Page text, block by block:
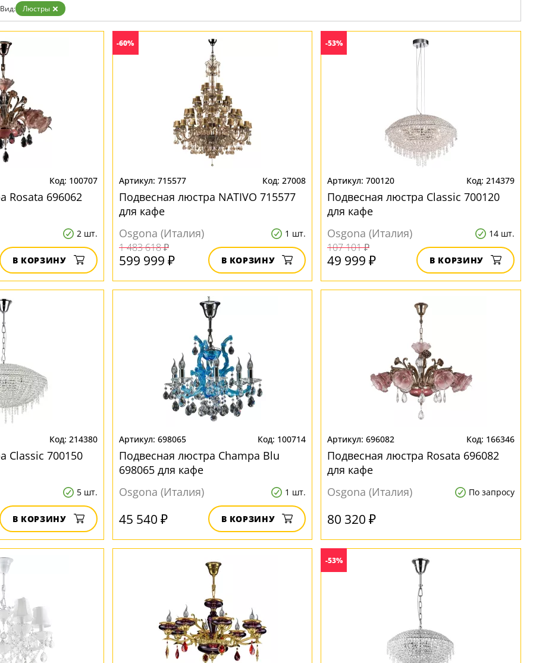
Вид: Люстры
100707
Rosata 696062
2 шт.
В КОРЗИНУ
-60%
715577 27008
Подвесная люстра NATIVO 715577
для кафе
Osgona (Италия)
1 шт.
1 483 618 ₽
599 999 ₽ В КОРЗИНУ
-53%
700120 214379
Подвесная люстра Classic 700120
для кафе
Osgona (Италия)
14 шт.
107 101 ₽
49 999 ₽ В КОРЗИНУ
214380
Classic 700150
5 шт.
В КОРЗИНУ
698065 100714
Подвесная люстра Champa Blu
698065 для кафе
Osgona (Италия)
1 шт.
45 540 ₽ В КОРЗИНУ
696082 166346
Подвесная люстра Rosata 696082
для кафе
Osgona (Италия)
По запросу
80 320 ₽
-53%